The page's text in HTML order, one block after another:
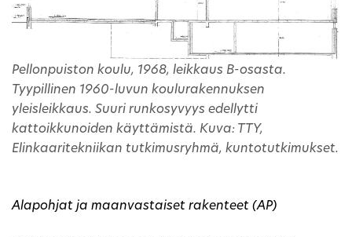
Pellonpuiston koulu, 1968, leikkaus B-osasta.
Tyypillinen 1960-luvun koulurakennuksen
yleisleikkaus. Suuri runkosyvyys edellytti
kattoikkunoiden käyttämistä. Kuva: TTY,
Elinkaaritekniikan tutkimusryhmä, kuntotutkimukset.
Alapohjat ja maanvastaiset rakenteet (AP)